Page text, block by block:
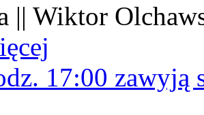
|| Wiktor
17:00 zawyją